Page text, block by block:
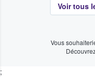
Voir tous
Vous
;